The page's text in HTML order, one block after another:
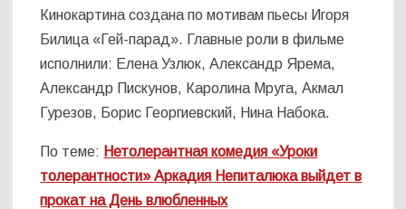
Кинокартина создана по мотивам пьесы Игоря
Билица «Гей-парад». Главные роли в фильме
исполнили: Елена Узлюк, Александр Ярема,
Александр Пискунов, Каролина Мруга, Акмал
Гурезов, Борис Георгиевский, Нина Набока.
По теме: Нетолерантная комедия «Уроки
толерантности» Аркадия Непиталюка выйдет в
прокат на День влюбленных